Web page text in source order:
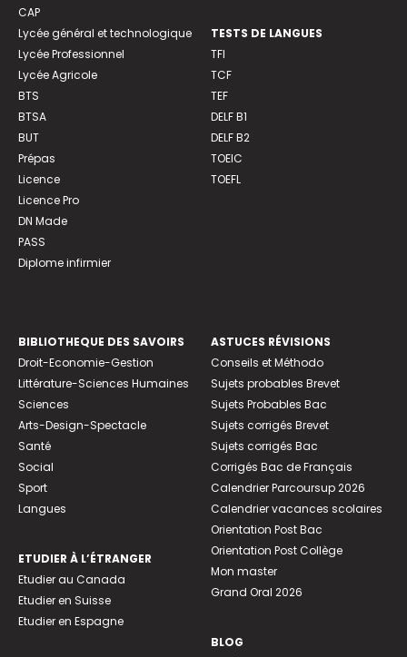
CAP
Lycée général et technologique
Lycée Professionnel
Lycée Agricole
BTS
BTSA
BUT
Prépas
Licence
Licence Pro
DN Made
PASS
Diplome infirmier
TESTS DE LANGUES
TFI
TCF
TEF
DELF B1
DELF B2
TOEIC
TOEFL
BIBLIOTHEQUE DES SAVOIRS
Droit-Economie-Gestion
Littérature-Sciences Humaines
Sciences
Arts-Design-Spectacle
Santé
Social
Sport
Langues
ETUDIER À L’ÉTRANGER
Etudier au Canada
Etudier en Suisse
Etudier en Espagne
ASTUCES RÉVISIONS
Conseils et Méthodo
Sujets probables Brevet
Sujets Probables Bac
Sujets corrigés Brevet
Sujets corrigés Bac
Corrigés Bac de Français
Calendrier Parcoursup 2026
Calendrier vacances scolaires
Orientation Post Bac
Orientation Post Collège
Mon master
Grand Oral 2026
BLOG